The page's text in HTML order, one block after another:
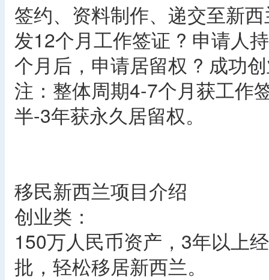
签约、资料制作、递交至新
发12个月工作签证 ? 申请人
个月后，申请居留权 ? 成功
注：整体周期4-7个月获工作
半-3年获永久居留权。
移民新西兰项目介绍
创业类：
150万人民币资产，3年以上
批，轻松移居新西兰。